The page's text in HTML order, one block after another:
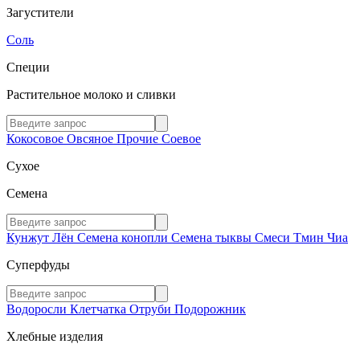
Загустители
Соль
Специи
Растительное молоко и сливки
Кокосовое Овсяное Прочие Соевое
Сухое
Семена
Кунжут Лён Семена конопли Семена тыквы Смеси Тмин Чиа
Суперфуды
Водоросли Клетчатка Отруби Подорожник
Хлебные изделия